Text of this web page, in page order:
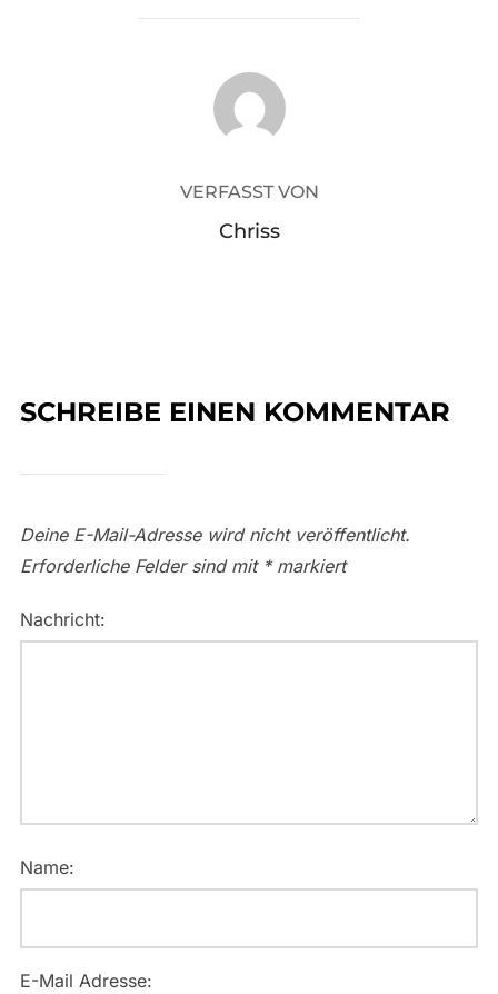
BEITRAGSAUTOR
VERFASST VON
Chriss
SCHREIBE EINEN KOMMENTAR
Deine E-Mail-Adresse wird nicht veröffentlicht.
Erforderliche Felder sind mit *markiert
Nachricht:
Name:
E-Mail Adresse: